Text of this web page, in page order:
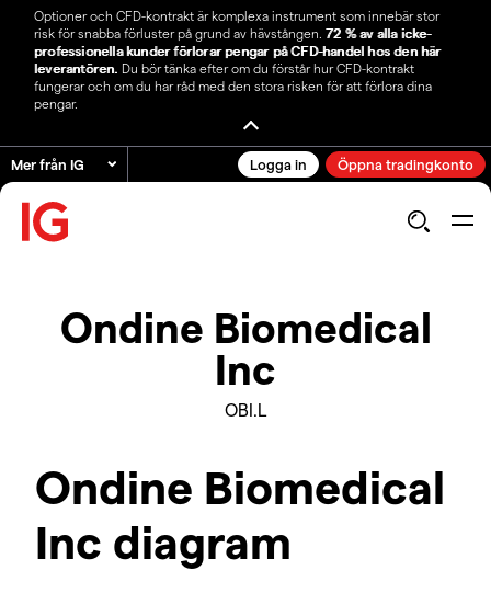
Optioner och CFD-kontrakt är komplexa instrument som innebär stor
risk för snabba förluster på grund av hävstången. 72 % av alla icke-
professionella kunder förlorar pengar på CFD-handel hos den här
leverantören. Du bör tänka efter om du förstår hur CFD-kontrakt
fungerar och om du har råd med den stora risken för att förlora dina
pengar.
Mer från IG Logga in Öppna tradingkonto
Ondine Biomedical
Inc
OBI.L
Ondine Biomedical
Inc diagram